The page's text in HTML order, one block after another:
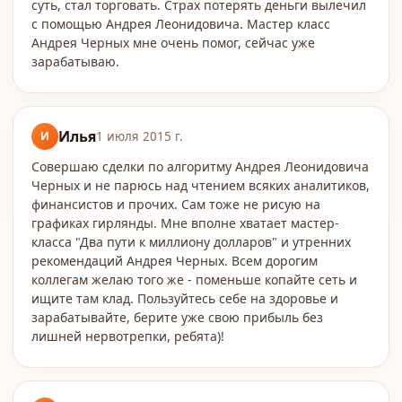
суть, стал торговать. Страх потерять деньги вылечил
с помощью Андрея Леонидовича. Мастер класс
Андрея Черных мне очень помог, сейчас уже
зарабатываю.
И Илья1 июля 2015 г.
Совершаю сделки по алгоритму Андрея Леонидовича
Черных и не парюсь над чтением всяких аналитиков,
финансистов и прочих. Сам тоже не рисую на
графиках гирлянды. Мне вполне хватает мастер-
класса "Два пути к миллиону долларов" и утренних
рекомендаций Андрея Черных. Всем дорогим
коллегам желаю того же - поменьше копайте сеть и
ищите там клад. Пользуйтесь себе на здоровье и
зарабатывайте, берите уже свою прибыль без
лишней нервотрепки, ребята)!